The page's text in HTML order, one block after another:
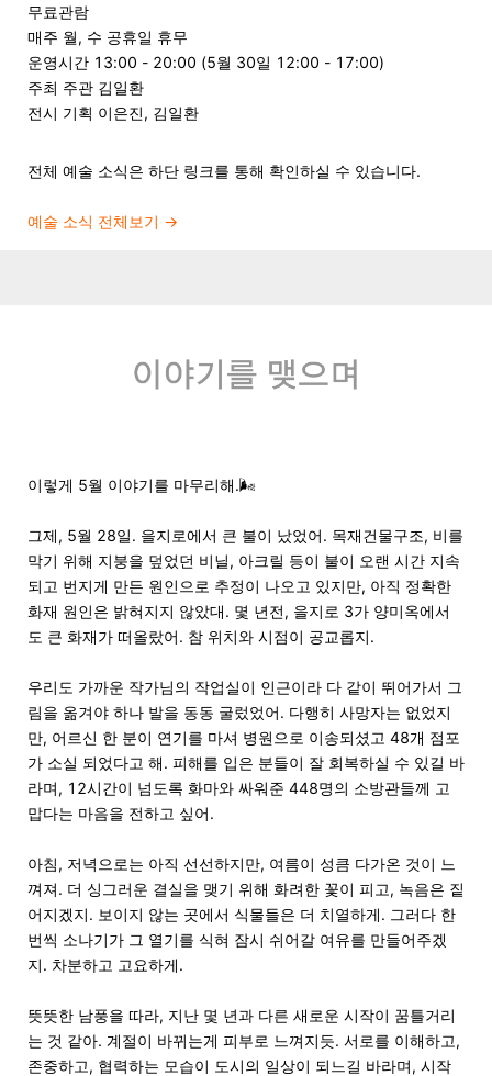
무료관람
매주 월, 수 공휴일 휴무
운영시간 13:00 - 20:00 (5월 30일 12:00 - 17:00)
주최 주관 김일환
전시 기획 이은진, 김일환
전체 예술 소식은 하단 링크를 통해 확인하실 수 있습니다.
예술 소식 전체보기 →
이렇게 5월 이야기를 마무리해.🌬️
그제, 5월 28일. 을지로에서 큰 불이 났었어. 목재건물구조, 비를
막기 위해 지붕을 덮었던 비닐, 아크릴 등이 불이 오랜 시간 지속
되고 번지게 만든 원인으로 추정이 나오고 있지만, 아직 정확한
화재 원인은 밝혀지지 않았대. 몇 년전, 을지로 3가 양미옥에서
도 큰 화재가 떠올랐어. 참 위치와 시점이 공교롭지.
우리도 가까운 작가님의 작업실이 인근이라 다 같이 뛰어가서 그
림을 옮겨야 하나 발을 동동 굴렀었어. 다행히 사망자는 없었지
만, 어르신 한 분이 연기를 마셔 병원으로 이송되셨고 48개 점포
가 소실 되었다고 해. 피해를 입은 분들이 잘 회복하실 수 있길 바
라며, 12시간이 넘도록 화마와 싸워준 448명의 소방관들께 고
맙다는 마음을 전하고 싶어.
아침, 저녁으로는 아직 선선하지만, 여름이 성큼 다가온 것이 느
껴져. 더 싱그러운 결실을 맺기 위해 화려한 꽃이 피고, 녹음은 짙
어지겠지. 보이지 않는 곳에서 식물들은 더 치열하게. 그러다 한
번씩 소나기가 그 열기를 식혀 잠시 쉬어갈 여유를 만들어주겠
지. 차분하고 고요하게.
뜻뜻한 남풍을 따라, 지난 몇 년과 다른 새로운 시작이 꿈틀거리
는 것 같아. 계절이 바뀌는게 피부로 느껴지듯. 서로를 이해하고,
존중하고, 협력하는 모습이 도시의 일상이 되느길 바라며, 시작